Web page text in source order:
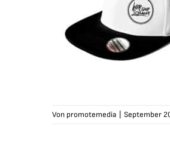
Von promotemedia September